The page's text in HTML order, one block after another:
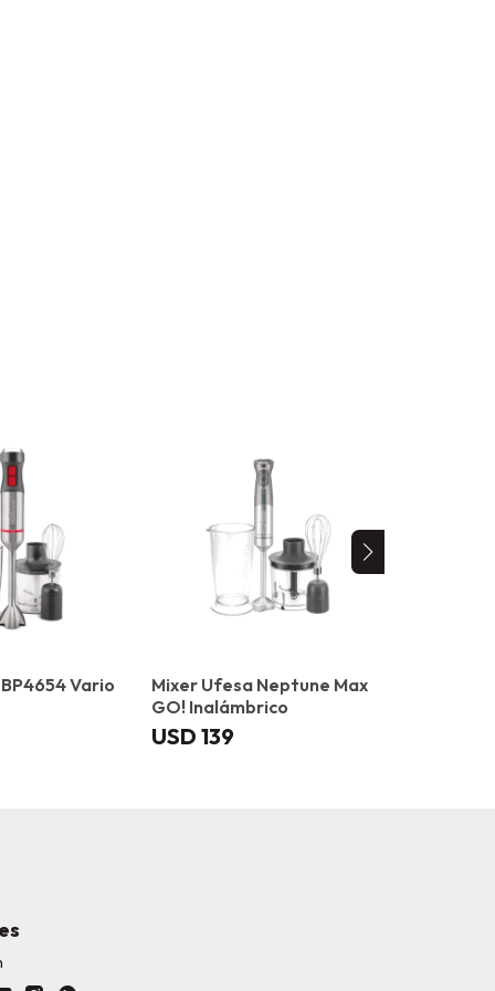
Vario
Mixer Ufesa Neptune Max
GO! Inalámbrico
USD 139